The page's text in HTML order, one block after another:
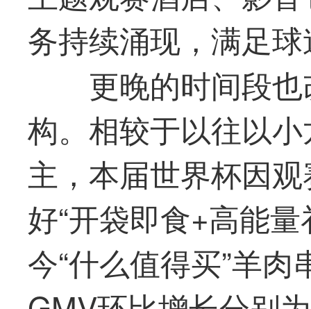
务持续涌现，满足
更晚的时间段
构。相较于以往以
主，本届世界杯因
好“开袋即食+高能
今“什么值得买”羊肉